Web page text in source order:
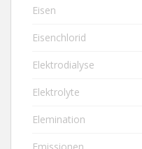
Eisen
Eisenchlorid
Elektrodialyse
Elektrolyte
Elemination